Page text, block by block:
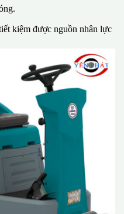
kiệm được nguồn nhân lực